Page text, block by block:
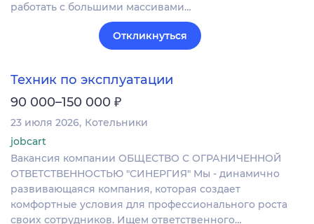
работать с большими массивами…
Откликнуться
Техник по эксплуатации
90 000–150 000 ₽
23 июля 2026 Котельники
jobcart
Вакансия компании ОБЩЕСТВО С ОГРАНИЧЕННОЙ
ОТВЕТСТВЕННОСТЬЮ "СИНЕРГИЯ" Мы - динамично
развивающаяся компания, которая создает
комфортные условия для профессионального роста
своих сотрудников. Ищем ответственного…